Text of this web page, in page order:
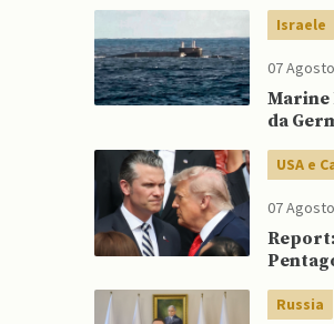
Ucraina
Israele
07
Marine
da
USA e
07
Russia